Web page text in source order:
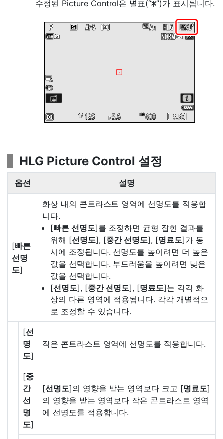
수정된 Picture Control은 별표(“U”)가 표시됩니다.
HLG Picture Control 설정
옵션 설명
[빠른
선명
도]
화상 내의 콘트라스트 영역에 선명도를 적용합
니다.
[빠른 선명도]를 조정하면 균형 잡힌 결과를
위해 [선명도], [중간 선명도], [명료도]가 동
시에 조정됩니다. 선명도를 높이려면 더 높은
값을 선택합니다. 부드러움을 높이려면 낮은
값을 선택합니다.
[선명도], [중간 선명도], [명료도]는 각각 화
상의 다른 영역에 적용됩니다. 각각 개별적으
로 조정할 수 있습니다.
[선
명
도]
작은 콘트라스트 영역에 선명도를 적용합니다.
[중
간
선
명
도]
[선명도]의 영향을 받는 영역보다 크고 [명료도]
의 영향을 받는 영역보다 작은 콘트라스트 영역
에 선명도를 적용합니다.